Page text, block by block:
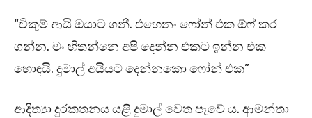
“විකුම් ආයි ඔයාට ගනී. එහෙනං ෆෝන් එක ඕෆ් කර
ගන්න. මං හිතන්නෙ අපි දෙන්න එකට ඉන්න එක
හොඳයි. දුමාල් අයියට දෙන්නකො ෆෝන් එක”
ආදිත්‍යා දුරකතනය යළි දුමාල් වෙත පෑවේ ය. ආමන්තා